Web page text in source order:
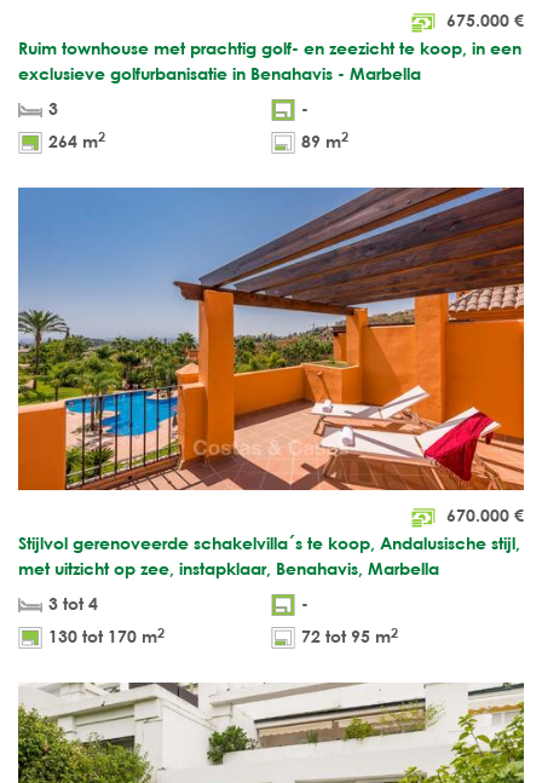
675.000 €
Ruim townhouse met prachtig golf- en zeezicht te koop, in een
exclusieve golfurbanisatie in Benahavis - Marbella
3
-
264 m2 89 m2
670.000 €
Stijlvol gerenoveerde schakelvilla´s te koop, Andalusische stijl,
met uitzicht op zee, instapklaar, Benahavis, Marbella
3 tot 4
-
130 tot 170 m2 72 tot 95 m2